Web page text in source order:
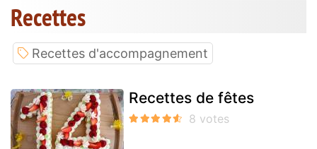
Recettes
Recettes d'accompagnement
Recettes de fêtes